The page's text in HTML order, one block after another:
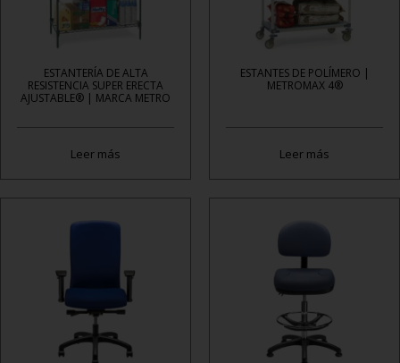
ESTANTERÍA DE ALTA
RESISTENCIA SUPER ERECTA
AJUSTABLE® | MARCA METRO
Leer más
ESTANTES DE POLÍMERO |
METROMAX 4®
Leer más